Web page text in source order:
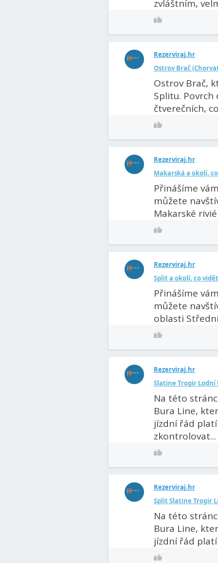
zvláštním,
Rezerviraj.hr
Ostrov Brač
Ostrov Brač,
Splitu.
čtverečních,
Rezerviraj.hr
Makarská a okolí,
Přinášíme
můžete
Makarské
Rezerviraj.hr
Split a okolí, co vidět
Přinášíme
můžete
oblasti
Rezerviraj.hr
Slatine Trogir Lodní
Na této
Bura Line,
jízdní řád
zkontrolovat...
Rezerviraj.hr
Split Slatine Trogir
Na této
Bura Line,
jízdní řád